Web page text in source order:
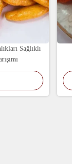
Sağlıklı